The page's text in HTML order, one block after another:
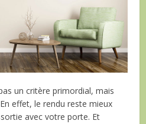
un critère primordial, mais
effet, le rendu reste mieux
avec votre porte. Et